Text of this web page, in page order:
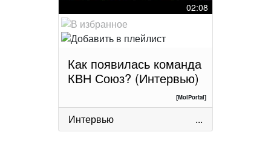
02:08
Как появилась команда
КВН Союз? (Интервью)
[MoiPortal]
Интервью ...